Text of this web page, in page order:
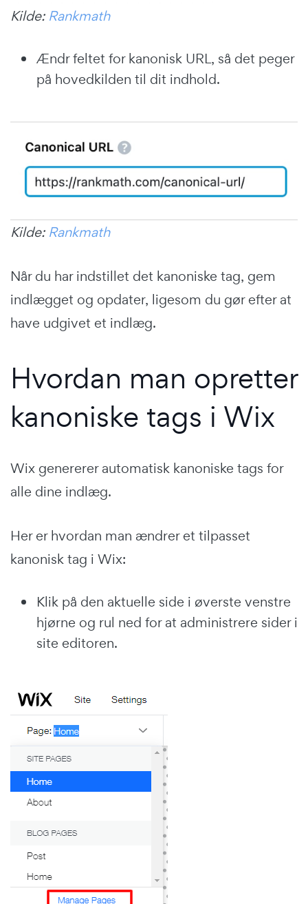
Kilde: Rankmath
Ændr feltet for kanonisk URL, så det peger
på hovedkilden til dit indhold.
Kilde: Rankmath
Når du har indstillet det kanoniske tag, gem
indlægget og opdater, ligesom du gør efter at
have udgivet et indlæg.
Hvordan man opretter
kanoniske tags i Wix
Wix genererer automatisk kanoniske tags for
alle dine indlæg.
Her er hvordan man ændrer et tilpasset
kanonisk tag i Wix:
Klik på den aktuelle side i øverste venstre
hjørne og rul ned for at administrere sider i
site editoren.